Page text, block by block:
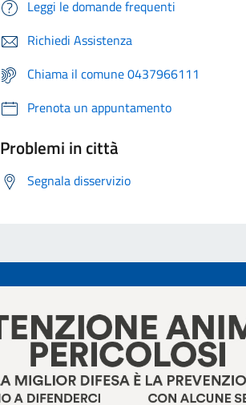
Leggi le domande frequenti
Richiedi Assistenza
Chiama il comune 0437966111
Prenota un appuntamento
Problemi in città
Segnala disservizio